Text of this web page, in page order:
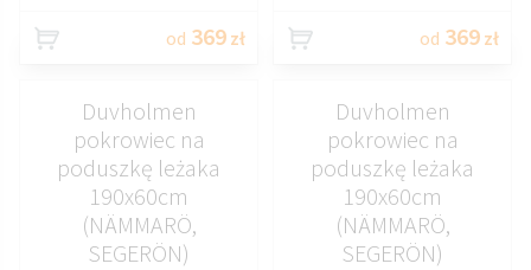
od 369 zł od 369 zł
Duvholmen
pokrowiec na
poduszkę leżaka
190x60cm
(NÄMMARÖ,
SEGERÖN)
Duvholmen
pokrowiec na
poduszkę leżaka
190x60cm
(NÄMMARÖ,
SEGERÖN)